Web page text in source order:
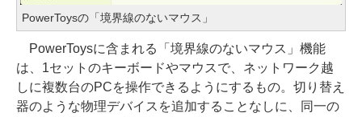
PowerToysの「境界線のないマウス」
PowerToysに含まれる「境界線のないマウス」機能
は、1セットのキーボードやマウスで、ネットワーク越
しに複数台のPCを操作できるようにするもの。切り替え
器のような物理デバイスを追加することなしに、同一の